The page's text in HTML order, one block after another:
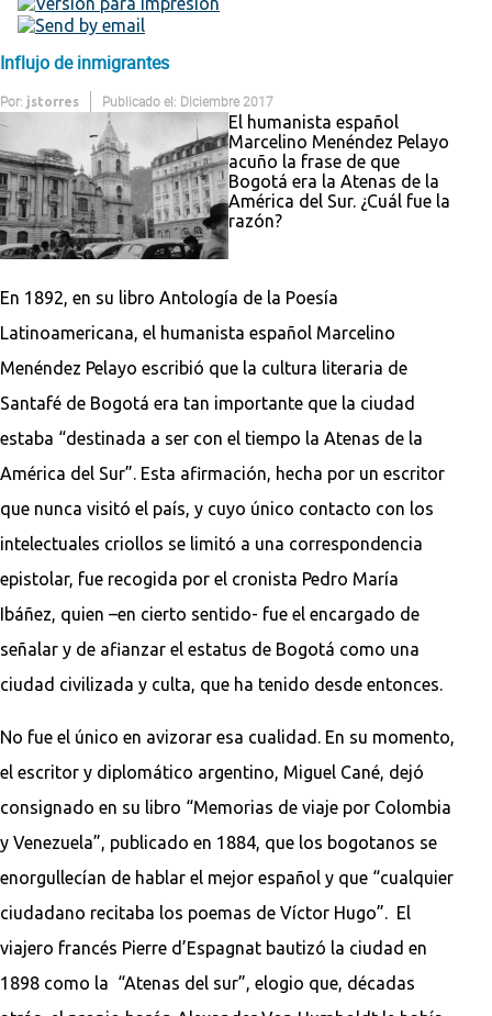
Influjo de inmigrantes
Por: jstorres Publicado el: Diciembre 2017
El humanista español
Marcelino Menéndez Pelayo
acuño la frase de que
Bogotá era la Atenas de la
América del Sur. ¿Cuál fue la
razón?
En 1892, en su libro Antología de la Poesía
Latinoamericana, el humanista español Marcelino
Menéndez Pelayo escribió que la cultura literaria de
Santafé de Bogotá era tan importante que la ciudad
estaba “destinada a ser con el tiempo la Atenas de la
América del Sur”. Esta afirmación, hecha por un escritor
que nunca visitó el país, y cuyo único contacto con los
intelectuales criollos se limitó a una correspondencia
epistolar, fue recogida por el cronista Pedro María
Ibáñez, quien –en cierto sentido- fue el encargado de
señalar y de afianzar el estatus de Bogotá como una
ciudad civilizada y culta, que ha tenido desde entonces.
No fue el único en avizorar esa cualidad. En su momento,
el escritor y diplomático argentino, Miguel Cané, dejó
consignado en su libro “Memorias de viaje por Colombia
y Venezuela”, publicado en 1884, que los bogotanos se
enorgullecían de hablar el mejor español y que “cualquier
ciudadano recitaba los poemas de Víctor Hugo”. El
viajero francés Pierre d’Espagnat bautizó la ciudad en
1898 como la “Atenas del sur”, elogio que, décadas